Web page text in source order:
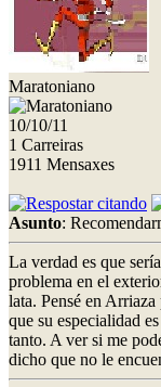
Maratoniano
10/10/11
1 Carreiras
1911 Mensaxes
Asunto:
La verdad es que
problema en el
lata. Pensé en
que su especialidad
tanto. A ver si me
dicho que no le